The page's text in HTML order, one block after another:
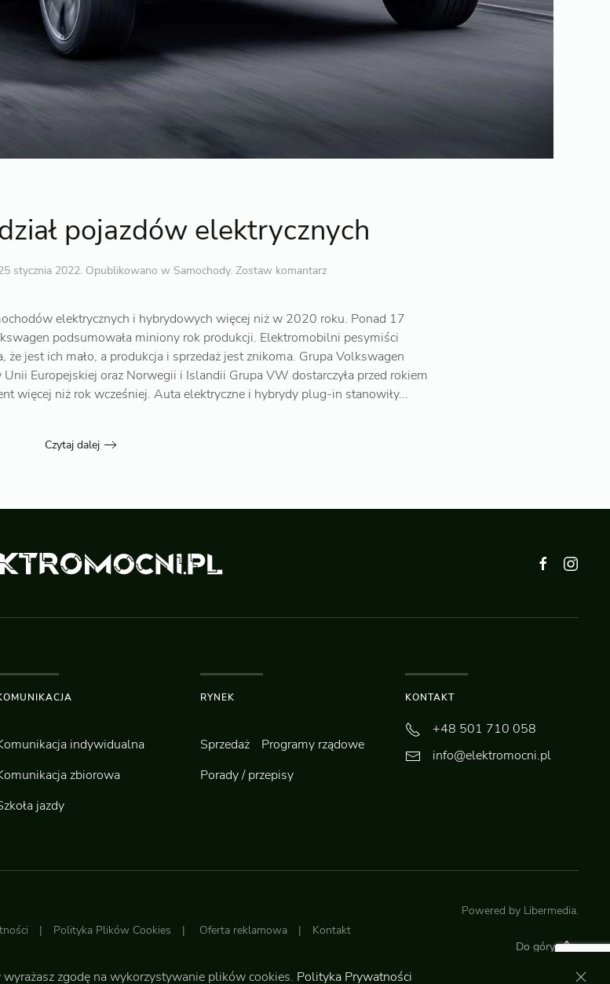
pojazdów elektrycznych
stycznia 2022. Opublikowano w Samochody. Zostaw komantarz
elektrycznych i hybrydowych więcej niż w 2020 roku. Ponad 17
podsumowała miniony rok produkcji. Elektromobilni pesymiści
że jest ich mało, a produkcja i sprzedaż jest znikoma. Grupa Volkswagen
Europejskiej oraz Norwegii i Islandii Grupa VW dostarczyła przed rokiem
więcej niż rok wcześniej. Auta elektryczne i hybrydy plug-in stanowiły...
Czytaj dalej
indywidualna
zbiorowa
jazdy
RYNEK
Sprzedaż
Programy rządowe
Porady / przepisy
KONTAKT
+48 501 710 058
info@elektromocni.pl
| Polityka Plików Cookies | Oferta reklamowa | Kontakt
Powered by Libermedia.
Do góry
zgodę na wykorzystywanie plików cookies. Polityka Prywatności